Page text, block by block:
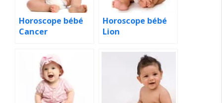
Horoscope bébé
Cancer
Horoscope bébé
Lion